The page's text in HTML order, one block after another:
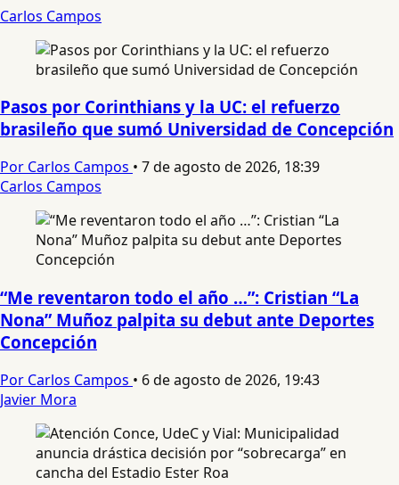
Carlos Campos
Pasos por Corinthians y la UC: el refuerzo
brasileño que sumó Universidad de Concepción
Por Carlos Campos • 7 de agosto de 2026, 18:39
Carlos Campos
“Me reventaron todo el año …”: Cristian “La
Nona” Muñoz palpita su debut ante Deportes
Concepción
Por Carlos Campos • 6 de agosto de 2026, 19:43
Javier Mora